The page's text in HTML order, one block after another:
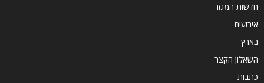
חדשות המגזר
אירועים
בארץ
השאלון הקצר
כתבות